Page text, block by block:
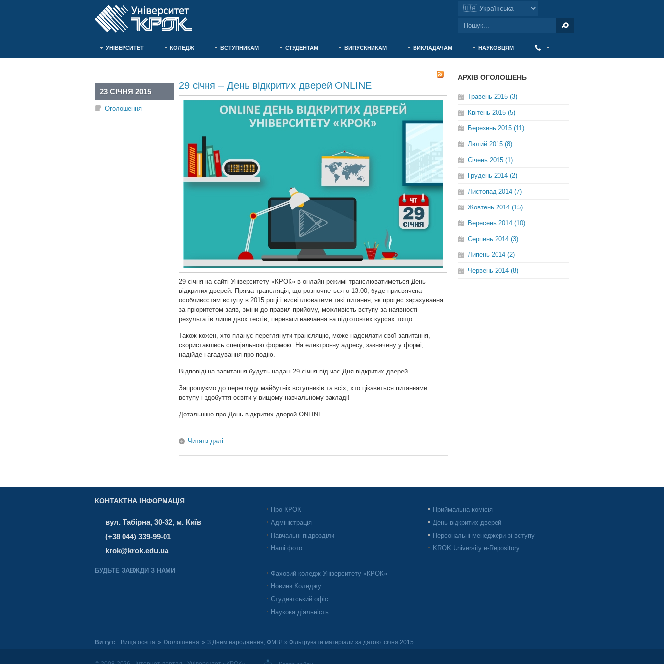
УНІВЕРСИТЕТ КОЛЕДЖ ВСТУПНИКАМ СТУДЕНТАМ ВИПУСКНИКАМ ВИКЛАДАЧАМ НАУКОВЦЯМ
29 січня – День відкритих дверей ONLINE
23 СІЧНЯ 2015
Оголошення
29 січня на сайті Університету «КРОК» в онлайн-режимі транслюватиметься День
відкритих дверей. Пряма трансляція, що розпочнеться о 13.00, буде присвячена
особливостям вступу в 2015 році і висвітлюватиме такі питання, як процес зарахування
за пріоритетом заяв, зміни до правил прийому, можливість вступу за наявності
результатів лише двох тестів, переваги навчання на підготовчих курсах тощо.
Також кожен, хто планує переглянути трансляцію, може надсилати свої запитання,
скориставшись спеціальною формою. На електронну адресу, зазначену у формі,
надійде нагадування про подію.
Відповіді на запитання будуть надані 29 січня під час Дня відкритих дверей.
Запрошуємо до перегляду майбутніх вступників та всіх, хто цікавиться питаннями
вступу і здобуття освіти у вищому навчальному закладі!
Детальніше про День відкритих дверей ONLINE
Читати далі
АРХІВ ОГОЛОШЕНЬ
Травень 2015 (3)
Квітень 2015 (5)
Березень 2015 (11)
Лютий 2015 (8)
Січень 2015 (1)
Грудень 2014 (2)
Листопад 2014 (7)
Жовтень 2014 (15)
Вересень 2014 (10)
Серпень 2014 (3)
Липень 2014 (2)
Червень 2014 (8)
КОНТАКТНА ІНФОРМАЦІЯ
вул. Табірна, 30-32, м. Київ
(+38 044) 339-99-01
krok@krok.edu.ua
БУДЬТЕ ЗАВЖДИ З НАМИ
Про КРОК
Адміністрація
Навчальні підрозділи
Наші фото
Фаховий коледж Університету «КРОК»
Новини Коледжу
Студентський офіс
Наукова діяльність
Приймальна комісія
День відкритих дверей
Персональні менеджери зі вступу
KROK University e-Repository
Ви тут: Вища освіта » Оголошення » З Днем народження, ФМВ! » Фільтрувати матеріали за датою: січня 2015